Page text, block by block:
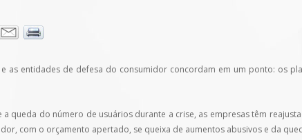
as entidades de defesa do consumidor concordam em um ponto: os
queda do número de usuários durante a crise, as empresas têm
com o orçamento apertado, se queixa de aumentos abusivos e da